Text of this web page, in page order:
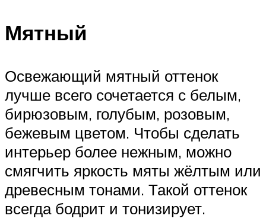
Мятный
Освежающий мятный оттенок
лучше всего сочетается с белым,
бирюзовым, голубым, розовым,
бежевым цветом. Чтобы сделать
интерьер более нежным, можно
смягчить яркость мяты жёлтым или
древесным тонами. Такой оттенок
всегда бодрит и тонизирует.